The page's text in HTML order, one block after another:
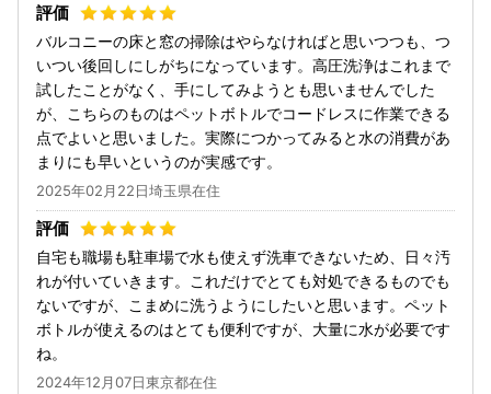
バルコニーの床と窓の掃除はやらなければと思いつつも、つ
いつい後回しにしがちになっています。高圧洗浄はこれまで
試したことがなく、手にしてみようとも思いませんでした
が、こちらのものはペットボトルでコードレスに作業できる
点でよいと思いました。実際につかってみると水の消費があ
まりにも早いというのが実感です。
2025年02月22日埼玉県在住
自宅も職場も駐車場で水も使えず洗車できないため、日々汚
れが付いていきます。これだけでとても対処できるものでも
ないですが、こまめに洗うようにしたいと思います。ペット
ボトルが使えるのはとても便利ですが、大量に水が必要です
ね。
2024年12月07日東京都在住